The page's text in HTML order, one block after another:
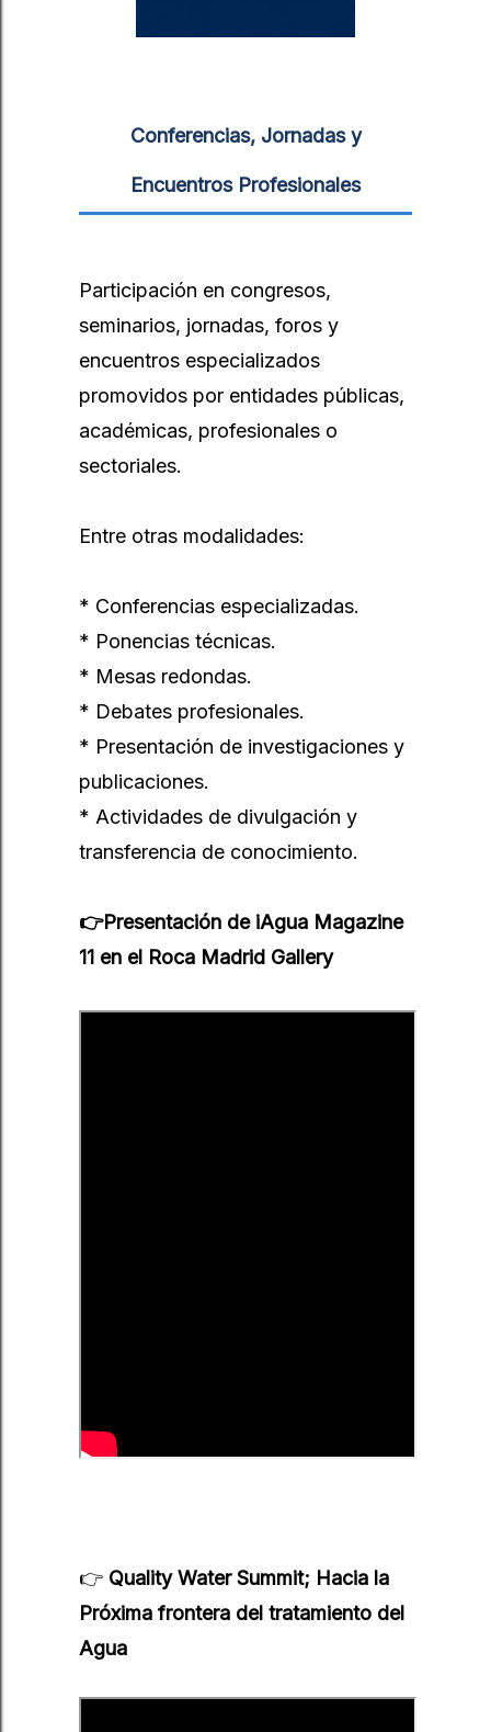
Conferencias, Jornadas y
Encuentros Profesionales
Participación en congresos,
seminarios, jornadas, foros y
encuentros especializados
promovidos por entidades públicas,
académicas, profesionales o
sectoriales.
Entre otras modalidades:
* Conferencias especializadas.
* Ponencias técnicas.
* Mesas redondas.
* Debates profesionales.
* Presentación de investigaciones y
publicaciones.
* Actividades de divulgación y
transferencia de conocimiento.
👉Presentación de iAgua Magazine
11 en el Roca Madrid Gallery
👉 Quality Water Summit; Hacia la
Próxima frontera del tratamiento del
Agua